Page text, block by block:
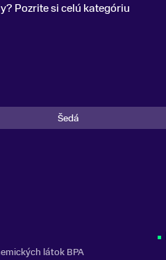
Pozrite si celú kategóriu
Šedá
látok BPA